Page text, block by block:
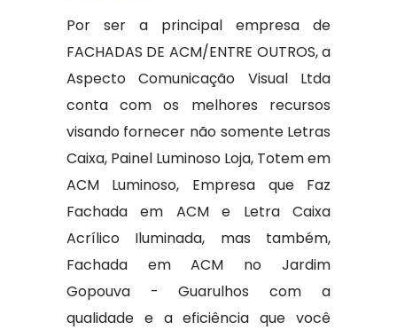
Por ser a principal empresa de
FACHADAS DE ACM/ENTRE OUTROS, a
Aspecto Comunicação Visual Ltda
conta com os melhores recursos
visando fornecer não somente Letras
Caixa, Painel Luminoso Loja, Totem em
ACM Luminoso, Empresa que Faz
Fachada em ACM e Letra Caixa
Acrílico Iluminada, mas também,
Fachada em ACM no Jardim
Gopouva - Guarulhos com a
qualidade e a eficiência que você